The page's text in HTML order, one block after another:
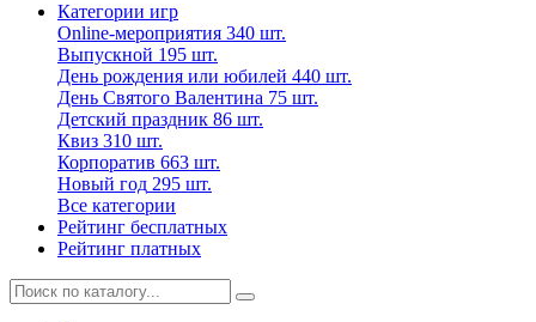
Категории игр
Online-мероприятия 340 шт.
Выпускной 195 шт.
День рождения или юбилей 440 шт.
День Святого Валентина 75 шт.
Детский праздник 86 шт.
Квиз 310 шт.
Корпоратив 663 шт.
Новый год 295 шт.
Все категории
Рейтинг бесплатных
Рейтинг платных